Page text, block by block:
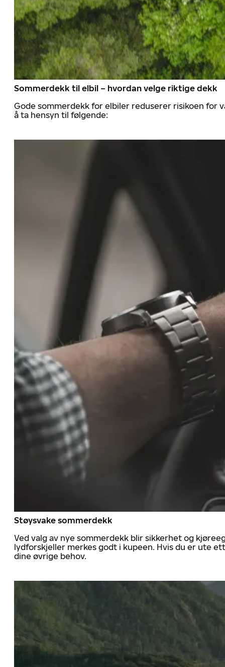
Sommerdekk til elbil – hvordan velge riktige dekk
Gode sommerdekk for elbiler reduserer risikoen for
å ta hensyn til følgende:
Støysvake sommerdekk
Ved valg av nye sommerdekk blir sikkerhet og
lydforskjeller merkes godt i kupeen. Hvis du er ute
dine øvrige behov.